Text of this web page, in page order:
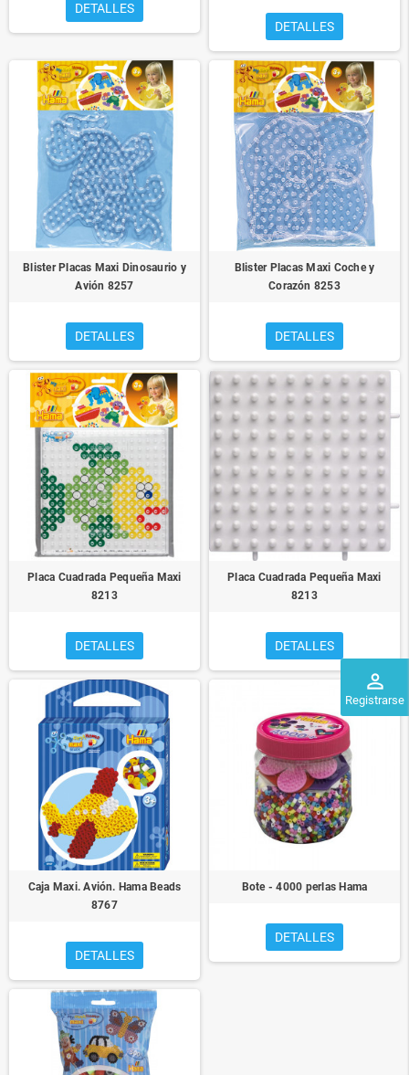
perm_identity
Registrarse
DETALLES
DETALLES
Blister Placas Maxi Dinosaurio y
Avión 8257
DETALLES
Blister Placas Maxi Coche y
Corazón 8253
DETALLES
Placa Cuadrada Pequeña Maxi
8213
DETALLES
Placa Cuadrada Pequeña Maxi
8213
DETALLES
Caja Maxi. Avión. Hama Beads
8767
DETALLES
Bote - 4000 perlas Hama
DETALLES